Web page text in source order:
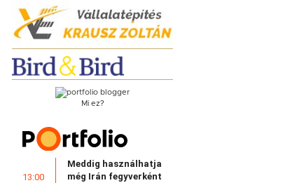
Mi ez?
13:00
Meddig használhatja
még Irán fegyverként